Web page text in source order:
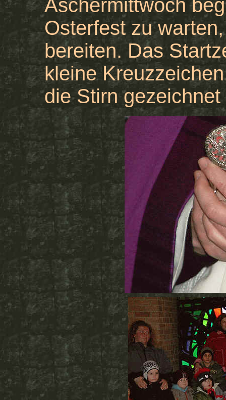
Aschermittwoch
Osterfest zu
bereiten. Das
kleine
die Stirn gezeichnet